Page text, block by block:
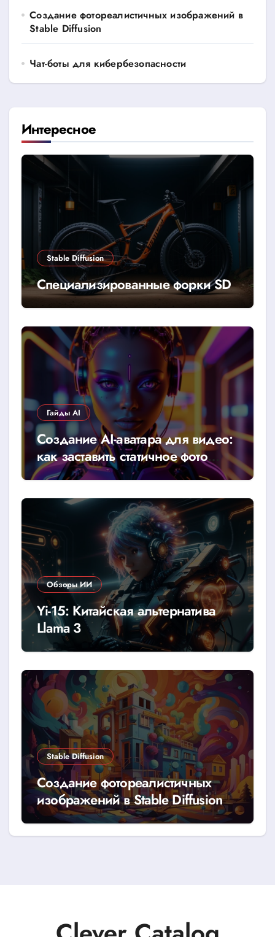
Создание фотореалистичных изображений в
Stable Diffusion
Чат-боты для кибербезопасности
Интересное
Stable Diffusion
Специализированные форки SD
Гайды AI
Создание AI-аватара для видео:
как заставить статичное фото
говорить
Обзоры ИИ
Yi-15: Китайская альтернатива
Llama 3
Stable Diffusion
Создание фотореалистичных
изображений в Stable Diffusion